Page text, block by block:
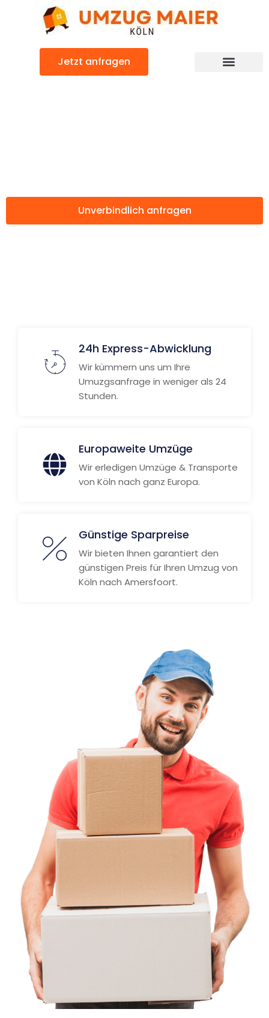
Jetzt anfragen
Unverbindlich anfragen
24h Express-Abwicklung
Wir kümmern uns um Ihre
Umuzgsanfrage in weniger als 24
Stunden.
Europaweite Umzüge
Wir erledigen Umzüge & Transporte
von Köln nach ganz Europa.
Günstige Sparpreise
Wir bieten Ihnen garantiert den
günstigen Preis für Ihren Umzug von
Köln nach Amersfoort.